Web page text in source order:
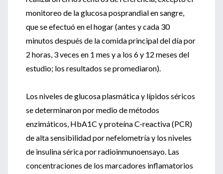
monitoreo de la glucosa posprandial en sangre,
que se efectuó en el hogar (antes y cada 30
minutos después de la comida principal del día por
2 horas, 3 veces en 1 mes y a los 6 y 12 meses del
estudio; los resultados se promediaron).
Los niveles de glucosa plasmática y lípidos séricos
se determinaron por medio de métodos
enzimáticos, HbA1C y proteína C-reactiva (PCR)
de alta sensibilidad por nefelometría y los niveles
de insulina sérica por radioinmunoensayo. Las
concentraciones de los marcadores inflamatorios